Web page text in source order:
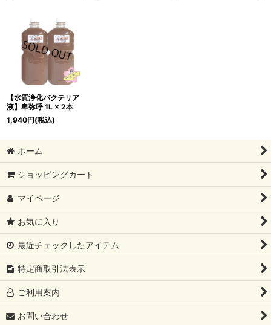
【水質浄化バクテリア
液】卑弥呼 1L × 2本
1,940円(税込)
ホーム
ショッピングカート
マイページ
お気に入り
最近チェックしたアイテム
特定商取引法表示
ご利用案内
お問い合わせ